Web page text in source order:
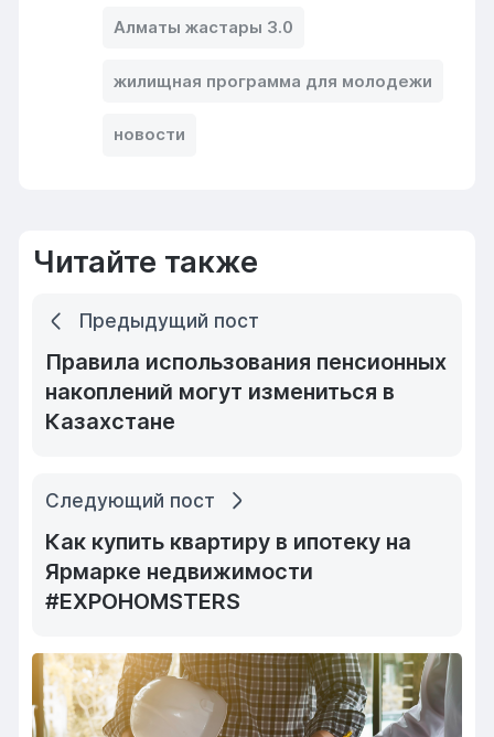
Алматы жастары 3.0
жилищная программа для молодежи
новости
Читайте также
Предыдущий пост
Правила использования пенсионных
накоплений могут измениться в
Казахстане
Следующий пост
Как купить квартиру в ипотеку на
Ярмарке недвижимости
#EXPOHOMSTERS